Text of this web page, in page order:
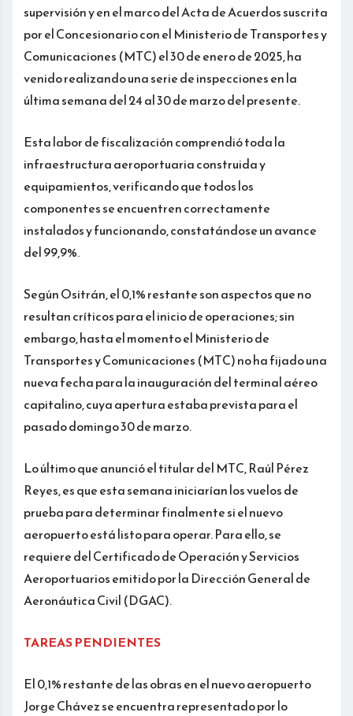
supervisión y en el marco del Acta de Acuerdos suscrita
por el Concesionario con el Ministerio de Transportes y
Comunicaciones (MTC) el 30 de enero de 2025, ha
venido realizando una serie de inspecciones en la
última semana del 24 al 30 de marzo del presente.
Esta labor de fiscalización comprendió toda la
infraestructura aeroportuaria construida y
equipamientos, verificando que todos los
componentes se encuentren correctamente
instalados y funcionando, constatándose un avance
del 99,9%.
Según Ositrán, el 0,1% restante son aspectos que no
resultan críticos para el inicio de operaciones; sin
embargo, hasta el momento el Ministerio de
Transportes y Comunicaciones (MTC) no ha fijado una
nueva fecha para la inauguración del terminal aéreo
capitalino, cuya apertura estaba prevista para el
pasado domingo 30 de marzo.
Lo último que anunció el titular del MTC, Raúl Pérez
Reyes, es que esta semana iniciarían los vuelos de
prueba para determinar finalmente si el nuevo
aeropuerto está listo para operar. Para ello, se
requiere del Certificado de Operación y Servicios
Aeroportuarios emitido por la Dirección General de
Aeronáutica Civil (DGAC).
TAREAS PENDIENTES
El 0,1% restante de las obras en el nuevo aeropuerto
Jorge Chávez se encuentra representado por lo